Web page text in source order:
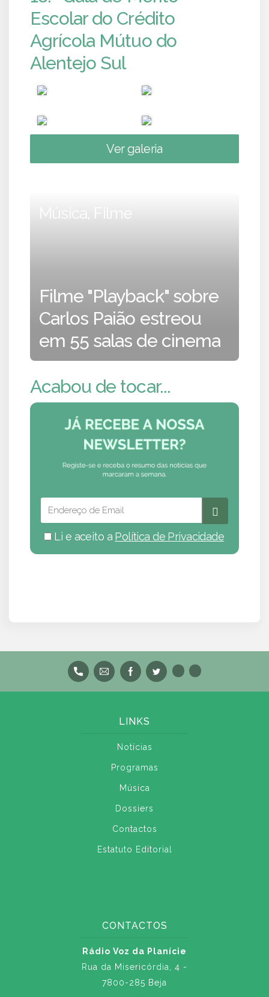
Escolar do Crédito
Agrícola Mútuo do
Alentejo Sul
Ver galeria
Música, Filme
Filme "Playback" sobre
Carlos Paião estreou
em 55 salas de cinema
Acabou de tocar...
Li e aceito a Política de Privacidade
LINKS
Notícias
Programas
Música
Dossiers
Contactos
Estatuto Editorial
CONTACTOS
Rádio Voz da Planície
Rua da Misericórdia, 4 -
7800-285 Beja